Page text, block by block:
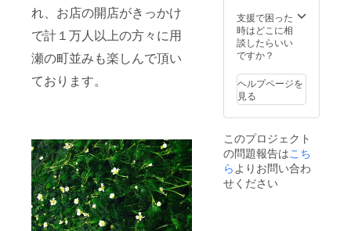
れ、お店の開店がきっかけ
で計１万人以上の方々に用
瀬の町並みも楽しんで頂い
ております。
ます。
※宿泊や
お食事
は事前
お願い
致しま
す。 ※
コース
色はお
選びい
ただけ
ませ
ん。 ※
人 お
礼の絵
はが
き』×２
付させ
ていた
だきま
す。 ※
ロマン
ジュウ
は９月
下旬頃
より店
『自家
焙煎 燕
珈琲×川
のhotori
オリジ
ナルブ
レン
ド 珈
浅＆深
煎り１
袋ずつ
』、
『もち
ま
す！』
、用瀬
町内で
ダー靴
を作成
してお
られる
まき鳥
靴工房×
川の
hotori用
瀬 革
支援で困った
時はどこに相
談したらいい
ですか？
ヘルプページを
見る
このプロジェクト
の問題報告はこち
ら よりお問い合わ
せください